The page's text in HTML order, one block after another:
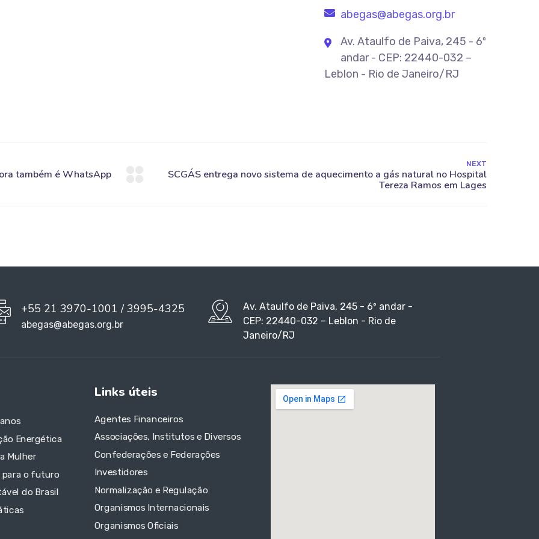
abegas@abegas.org.br
Av. Ataulfo de Paiva, 245 - 6º
andar - CEP: 22440-032 –
Leblon - Rio de Janeiro/RJ
NEXT
+55 21 3970-1001 / 3995-4325
abegas@abegas.org.br
Av. Ataulfo de Paiva, 245 - 6º andar -
CEP: 22440-032 – Leblon - Rio de
Janeiro/RJ
Energética
Mulher
para o futuro
do Brasil
Links úteis
Agentes Financeiros
Associações, Institutos e Diversos
Confederações e Federações
Investidores
Normalização e Regulação
Organismos Internacionais
Organismos Oficiais